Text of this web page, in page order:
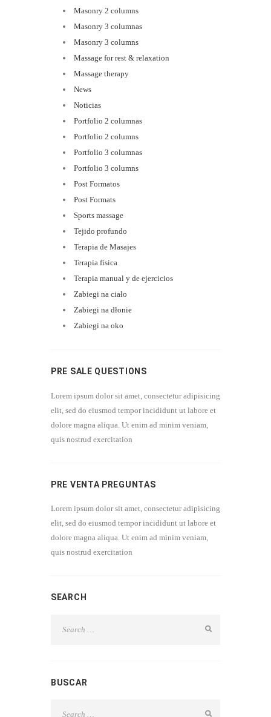
Masonry 2 columns
Masonry 3 columnas
Masonry 3 columns
Massage for rest & relaxation
Massage therapy
News
Noticias
Portfolio 2 columnas
Portfolio 2 columns
Portfolio 3 columnas
Portfolio 3 columns
Post Formatos
Post Formats
Sports massage
Tejido profundo
Terapia de Masajes
Terapia física
Terapia manual y de ejercicios
Zabiegi na ciało
Zabiegi na dłonie
Zabiegi na oko
PRE SALE QUESTIONS
Lorem ipsum dolor sit amet, consectetur adipisicing
elit, sed do eiusmod tempor incididunt ut labore et
dolore magna aliqua. Ut enim ad minim veniam,
quis nostrud exercitation
PRE VENTA PREGUNTAS
Lorem ipsum dolor sit amet, consectetur adipisicing
elit, sed do eiusmod tempor incididunt ut labore et
dolore magna aliqua. Ut enim ad minim veniam,
quis nostrud exercitation
SEARCH
BUSCAR